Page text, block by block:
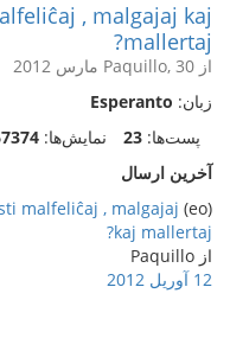
, malgajaj kaj
mallertaj?
از Paquillo, 30 مارس 2012
زبان: Esperanto
پست‌ها: 23 نمایش‌ها:
آخرین ارسال
(eo)
malfeliĉaj , malgajaj
kaj mallertaj?
از Paquillo
12 آوریل 2012